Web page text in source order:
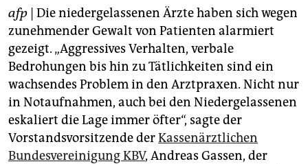
shop
fragen & hilfe
unterstützen
abo
genossenschaft
epaper login
afp | Die niedergelassenen Ärzte haben sich wegen
zunehmender Gewalt von Patienten alarmiert
gezeigt. „Aggressives Verhalten, verbale
Bedrohungen bis hin zu Tätlichkeiten sind ein
wachsendes Problem in den Arztpraxen. Nicht nur
in Notaufnahmen, auch bei den Niedergelassenen
eskaliert die Lage immer öfter“, sagte der
Vorstandsvorsitzende derKassenärztlichen
Bundesvereinigung KBV, Andreas Gassen, der